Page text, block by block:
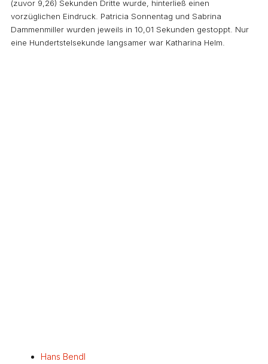
(zuvor 9,26) Sekunden Dritte wurde, hinterließ einen
vorzüglichen Eindruck. Patricia Sonnentag und Sabrina
Dammenmiller wurden jeweils in 10,01 Sekunden gestoppt. Nur
eine Hundertstelsekunde langsamer war Katharina Helm.
Hans Bendl